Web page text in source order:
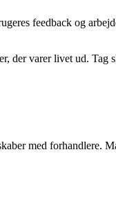
feedback og
der varer livet ud. Tag
med forhandlere.